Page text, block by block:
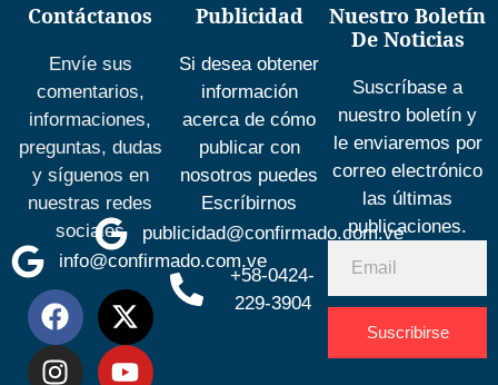
Contáctanos
Envíe sus
comentarios,
informaciones,
preguntas, dudas
y síguenos en
nuestras redes
sociales
info@confirmado.com.ve
Publicidad
Si desea obtener
información
acerca de cómo
publicar con
nosotros puedes
Escríbirnos
publicidad@confirmado.com.ve
+58-0424-
229-3904
Nuestro Boletín
De Noticias
Suscríbase a
nuestro boletín y
le enviaremos por
correo electrónico
las últimas
publicaciones.
Suscribirse